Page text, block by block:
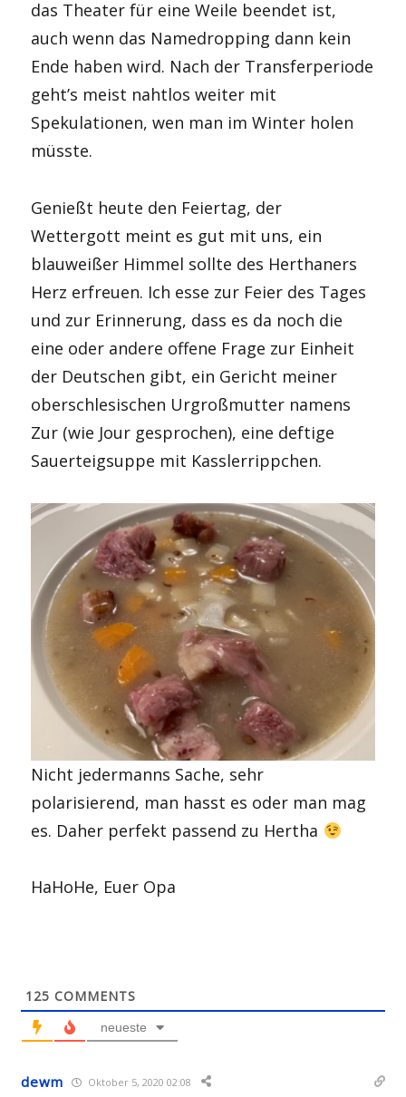
das Theater für eine Weile beendet ist,
auch wenn das Namedropping dann kein
Ende haben wird. Nach der Transferperiode
geht’s meist nahtlos weiter mit
Spekulationen, wen man im Winter holen
müsste.
Genießt heute den Feiertag, der
Wettergott meint es gut mit uns, ein
blauweißer Himmel sollte des Herthaners
Herz erfreuen. Ich esse zur Feier des Tages
und zur Erinnerung, dass es da noch die
eine oder andere offene Frage zur Einheit
der Deutschen gibt, ein Gericht meiner
oberschlesischen Urgroßmutter namens
Zur (wie Jour gesprochen), eine deftige
Sauerteigsuppe mit Kasslerrippchen.
Nicht jedermanns Sache, sehr
polarisierend, man hasst es oder man mag
es. Daher perfekt passend zu Hertha
HaHoHe, Euer Opa
125 COMMENTS
neueste
dewm Oktober 5, 2020 02:08